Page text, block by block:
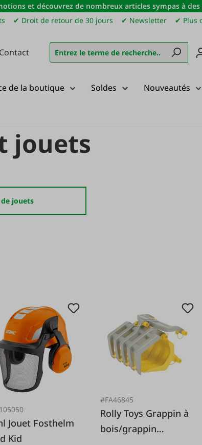
et découvrez de nombreux articles sympas à
✔ Droit de retour de 30 jours ✔ Newsletter ✔ Plus
Contact
de la boutique Soldes Nouveautés
jouets
jouets
Kid
#FA46845
Rolly Toys Grappin à
bois/grappin